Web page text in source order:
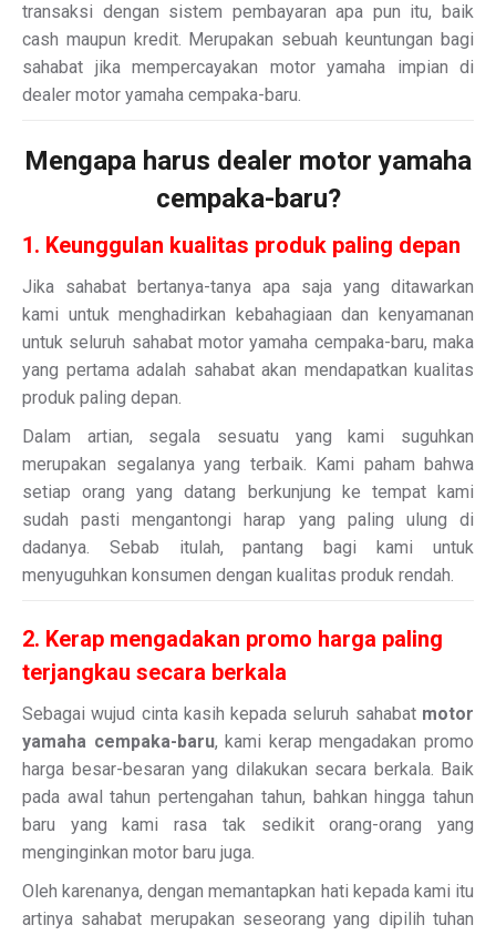
transaksi dengan sistem pembayaran apa pun itu, baik
cash maupun kredit. Merupakan sebuah keuntungan bagi
sahabat jika mempercayakan motor yamaha impian di
dealer motor yamaha cempaka-baru.
Mengapa harus dealer motor yamaha
cempaka-baru?
1. Keunggulan kualitas produk paling depan
Jika sahabat bertanya-tanya apa saja yang ditawarkan
kami untuk menghadirkan kebahagiaan dan kenyamanan
untuk seluruh sahabat motor yamaha cempaka-baru, maka
yang pertama adalah sahabat akan mendapatkan kualitas
produk paling depan.
Dalam artian, segala sesuatu yang kami suguhkan
merupakan segalanya yang terbaik. Kami paham bahwa
setiap orang yang datang berkunjung ke tempat kami
sudah pasti mengantongi harap yang paling ulung di
dadanya. Sebab itulah, pantang bagi kami untuk
menyuguhkan konsumen dengan kualitas produk rendah.
2. Kerap mengadakan promo harga paling
terjangkau secara berkala
Sebagai wujud cinta kasih kepada seluruh sahabat motor
yamaha cempaka-baru, kami kerap mengadakan promo
harga besar-besaran yang dilakukan secara berkala. Baik
pada awal tahun pertengahan tahun, bahkan hingga tahun
baru yang kami rasa tak sedikit orang-orang yang
menginginkan motor baru juga.
Oleh karenanya, dengan memantapkan hati kepada kami itu
artinya sahabat merupakan seseorang yang dipilih tuhan